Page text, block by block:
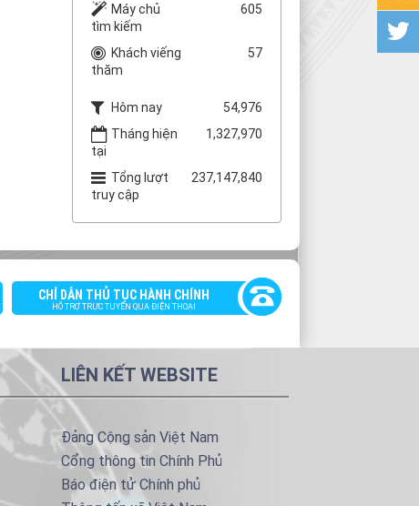
Máy chủ
tìm kiếm
605
Khách viếng
thăm
57
Hôm nay
54,976
Tháng hiện
tại
1,327,970
Tổng lượt
truy cập
237,147,840
CHỈ DẪN THỦ TỤC HÀNH CHÍNH
HỖ TRỢ TRỰC TUYẾN QUA ĐIỆN THOẠI
LIÊN KẾT WEBSITE
Đảng Cộng sản Việt Nam
Cổng thông tin Chính Phủ
Báo điện tử Chính phủ